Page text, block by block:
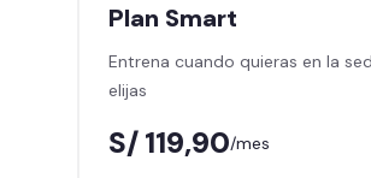
de peso libre e integrado -
Máquinas, pesas, discos y
Clases grupales con
Smart Fit App - Tu plan de
Plan Smart
Entrena cuando quieras en la
elijas
S/ 119,90/mes